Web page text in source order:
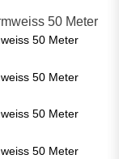
50 Meter
50 Meter
50 Meter
50 Meter